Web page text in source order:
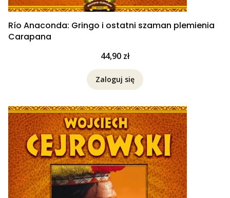
Río Anaconda: Gringo i ostatni szaman plemienia
Carapana
Cena
44,90 zł
Zaloguj się